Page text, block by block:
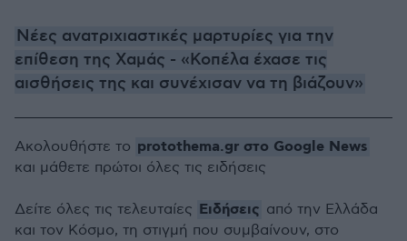
Νέες ανατριχιαστικές μαρτυρίες για την
επίθεση της Χαμάς - «Κοπέλα έχασε τις
αισθήσεις της και συνέχισαν να τη βιάζουν»
Ακολουθήστε το protothema.gr στο Google News
και μάθετε πρώτοι όλες τις ειδήσεις
Δείτε όλες τις τελευταίες Ειδήσεις από την Ελλάδα
και τον Κόσμο, τη στιγμή που συμβαίνουν, στο